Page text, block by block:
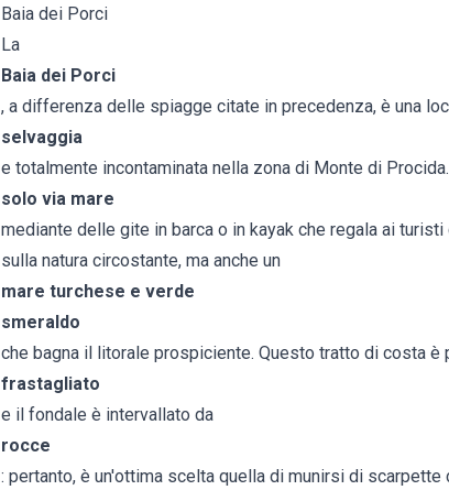
Baia dei Porci
La
Baia dei Porci
, a differenza delle spiagge citate in precedenza, è una
selvaggia
e totalmente incontaminata nella zona di Monte di
solo via mare
mediante delle gite in barca o in kayak che regala ai
sulla natura circostante, ma anche un
mare turchese e verde
smeraldo
che bagna il litorale prospiciente. Questo tratto di costa è
frastagliato
e il fondale è intervallato da
rocce
: pertanto, è un'ottima scelta quella di munirsi di